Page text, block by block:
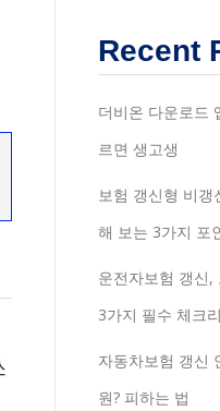
Recent
더비온 다운로드
르면 생고생
보험 갱신형 비
해 보는 3가지 포
운전자보험 갱신,
3가지 필수 체크
자동차보험 갱신
원? 피하는 법